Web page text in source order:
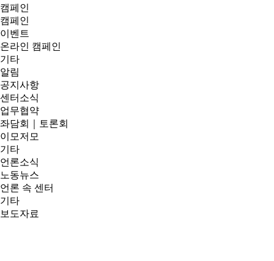
캠페인
캠페인
이벤트
온라인 캠페인
기타
알림
공지사항
센터소식
업무협약
좌담회｜토론회
이모저모
기타
언론소식
노동뉴스
언론 속 센터
기타
보도자료